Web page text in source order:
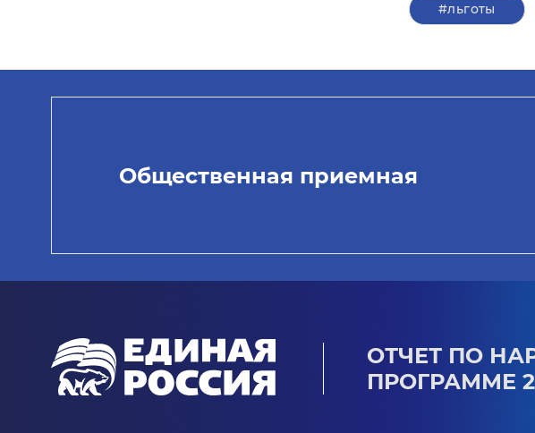
#льготы
Общественная приемная
ОТЧЕТ ПО
ПРОГРАММЕ